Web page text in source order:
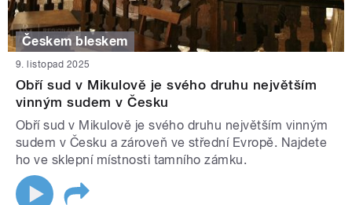
Českem bleskem
9. listopad 2025
Obří sud v Mikulově je svého druhu největším
vinným sudem v Česku
Obří sud v Mikulově je svého druhu největším vinným
sudem v Česku a zároveň ve střední Evropě. Najdete
ho ve sklepní místnosti tamního zámku.